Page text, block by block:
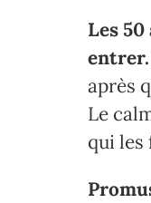
Les
entrer.
après
Le
qui les